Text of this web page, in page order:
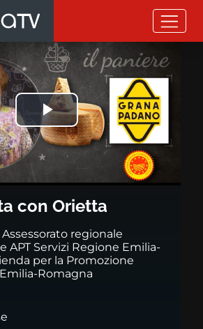
con Orietta
Riprodurre
video
con Orietta
regionale
APT Servizi Regione Emilia-
per la Promozione
Romagna